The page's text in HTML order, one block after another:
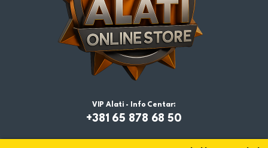
VIP Alati - Info Centar:
+381 65 878 68 50